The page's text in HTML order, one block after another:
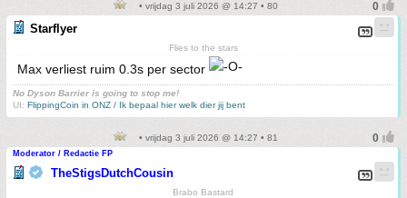
• vrijdag 3 juli 2026 @ 14:27 • 80
Starflyer
Flies to the stars
Max verliest ruim 0.3s per sector
No Dyson Barrier is going to stop me!
UI: FlippingCoin in ONZ / Ik bepaal hier welk dier jij bent
• vrijdag 3 juli 2026 @ 14:27 • 81
Moderator / Redactie FP
TheStigsDutchCousin
Brabo Bastard